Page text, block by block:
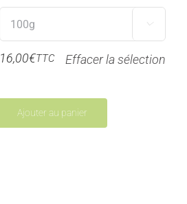

16,00€TTC Effacer la sélection
Ajouter au panier